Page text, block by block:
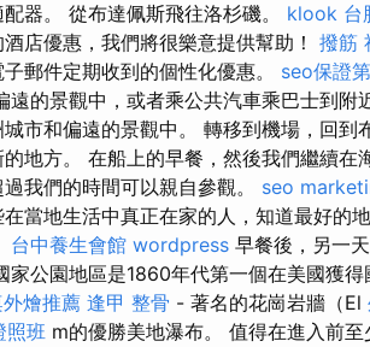
器。 從布達佩斯飛往洛杉磯。 klook 台
店優惠，我們將很樂意提供幫助！ 撥筋
郵件定期收到的個性化優惠。 seo保證
遠的景觀中，或者乘公共汽車乘巴士到附
市和偏遠的景觀中。 轉移到機場，回
地方。 在船上的早餐，然後我們繼續
我們的時間可以親自參觀。 seo
當地生活中真正在家的人，知道最好的
台中養生會館 wordpress 早餐後，另一
家公園地區是1860年代第一個在美國獲得
燴推薦 逢甲 整骨 - 著名的花崗岩牆（El
照班 m的優勝美地瀑布。 值得在進入前至